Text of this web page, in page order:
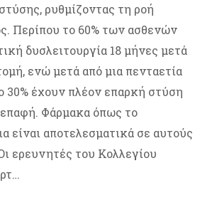
ρυθμίζοντας τη ροή
Περίπου το 60% των ασθενών
δυσλειτουργία 18 μήνες μετά
ενώ μετά από μια πενταετία
30% έχουν πλέον επαρκή στύση
επαφή. Φάρμακα όπως το
είναι αποτελεσματικά σε αυτούς
ερευνητές του Κολλεγίου